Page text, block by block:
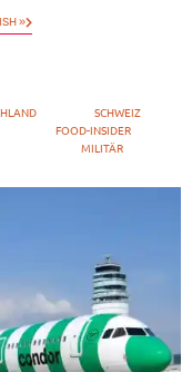
»
SCHWEIZ
FOOD-INSIDER
MILITÄR